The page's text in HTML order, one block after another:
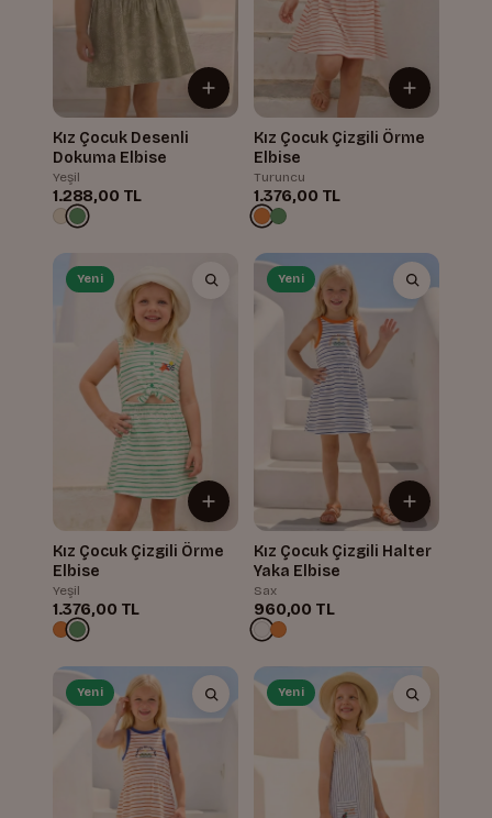
Kız Çocuk Desenli
Dokuma Elbise
Yeşil
1.288,00 TL
Kız Çocuk Çizgili Örme
Elbise
Turuncu
1.376,00 TL
Yeni
Kız Çocuk Çizgili Örme
Elbise
Yeşil
1.376,00 TL
Yeni
Kız Çocuk Çizgili Halter
Yaka Elbise
Sax
960,00 TL
Yeni Yeni